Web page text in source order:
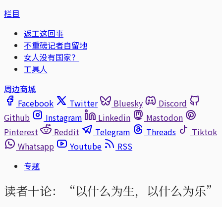
栏目
返工这回事
不重磅记者自留地
女人没有国家？
工具人
周边商城
Facebook
Twitter Bluesky
Discord
Github
Instagram Linkedin
Mastodon
Pinterest
Reddit Telegram Threads
Tiktok
Whatsapp
Youtube
RSS
专题
读者十论：“以什么为生，以什么为乐”